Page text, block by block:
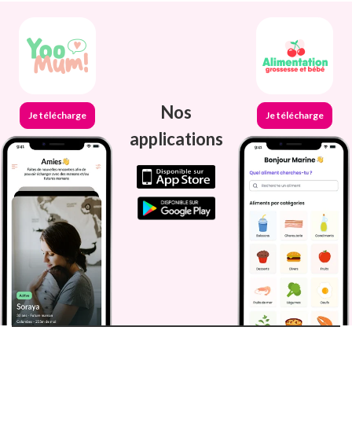
Je télécharge
Nos
applications
Je télécharge